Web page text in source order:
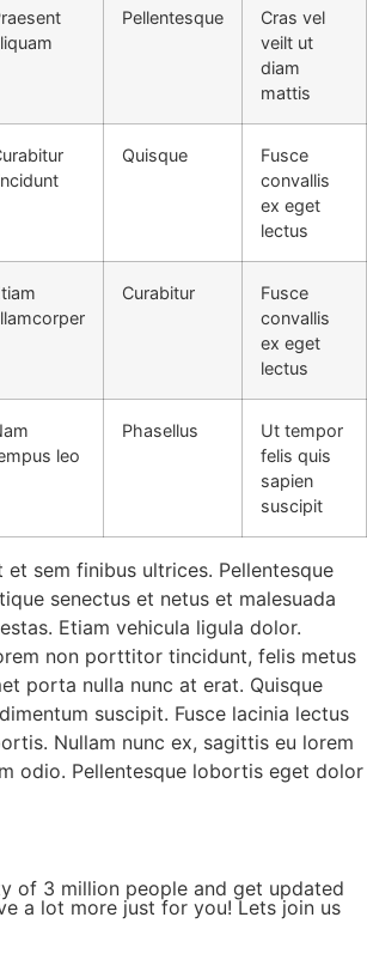
Pellentesque
Cras vel
veilt ut
diam
mattis
Quisque
Fusce
convallis
ex eget
lectus
Curabitur
Fusce
convallis
ex eget
lectus
leo
Phasellus
Ut tempor
felis quis
sapien
suscipit
et sem finibus ultrices. Pellentesque
senectus et netus et malesuada
Etiam vehicula ligula dolor.
non porttitor tincidunt, felis metus
porta nulla nunc at erat. Quisque
suscipit. Fusce lacinia lectus
Nullam nunc ex, sagittis eu lorem
odio. Pellentesque lobortis eget dolor
of 3 million people and get updated
a lot more just for you! Lets join us